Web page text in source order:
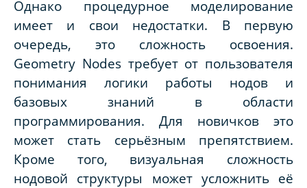
Однако процедурное моделирование
имеет и свои недостатки. В первую
очередь, это сложность освоения.
Geometry Nodes требует от пользователя
понимания логики работы нодов и
базовых знаний в области
программирования. Для новичков это
может стать серьёзным препятствием.
Кроме того, визуальная сложность
нодовой структуры может усложнить её